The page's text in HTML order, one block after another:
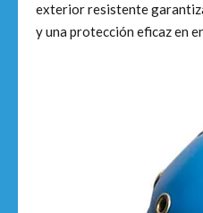
exterior resistente
y una protección eficaz en